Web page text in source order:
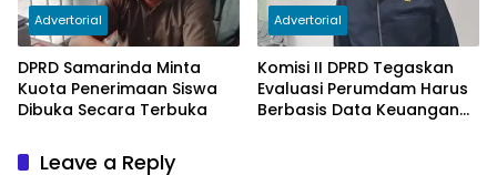
Advertorial
DPRD Samarinda Minta
Kuota Penerimaan Siswa
Dibuka Secara Terbuka
Advertorial
Komisi II DPRD Tegaskan
Evaluasi Perumdam Harus
Berbasis Data Keuangan
Leave a Reply